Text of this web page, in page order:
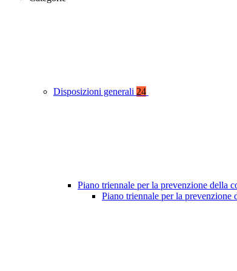
Disposizioni generali 24
Piano triennale per la prevenzione della
Piano triennale per la prevenzione